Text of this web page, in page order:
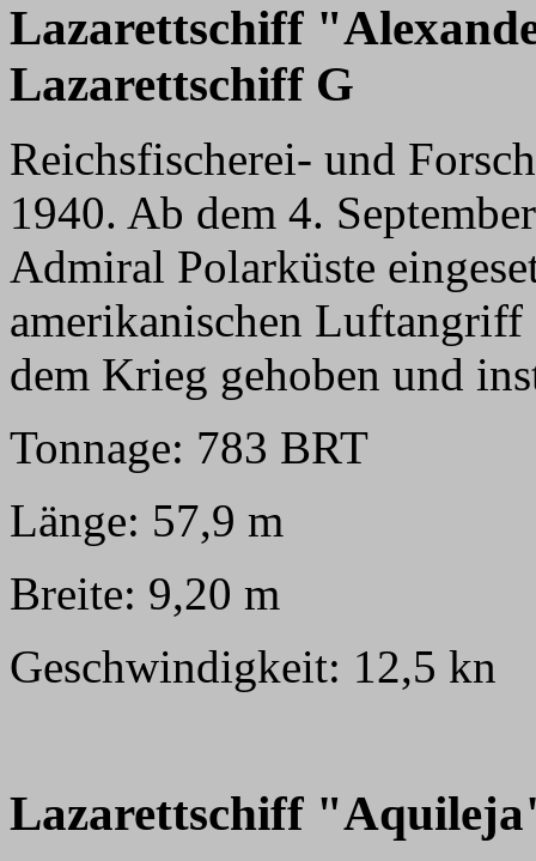
Lazarettschiff
Lazarettschiff G
Reichsfischerei- und
1940. Ab dem 4.
Admiral Polarküste
amerikanischen Luftangriff
dem Krieg gehoben und
Tonnage: 783 BRT
Länge: 57,9 m
Breite: 9,20 m
Geschwindigkeit: 12,5 kn
Lazarettschiff